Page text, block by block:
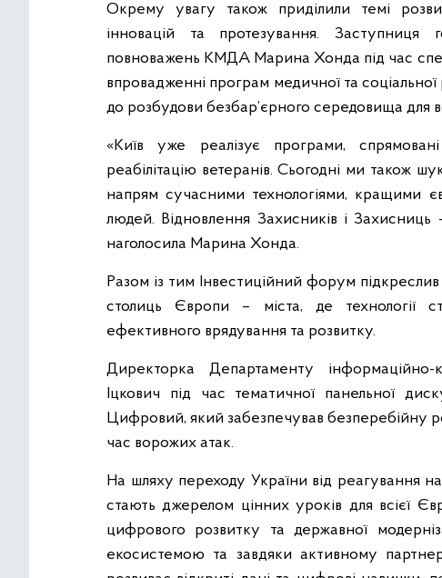
Окрему увагу також приділили темі
інновацій та протезування.
повноважень КМДА Марина Хонда під час
впровадженні програм медичної та соціальної
до розбудови безбар’єрного середовища для
«Київ уже реалізує програми,
реабілітацію ветеранів. Сьогодні ми також
напрям сучасними технологіями, кращими
людей. Відновлення Захисників і
наголосила Марина Хонда.
Разом із тим Інвестиційний форум
столиць Європи – міста, де технології
ефективного врядування та розвитку.
Директорка Департаменту інформаційно-
Іцкович під час тематичної панельної
Цифровий, який забезпечував безперебійну
час ворожих атак.
На шляху переходу України від реагування
стають джерелом цінних уроків для всієї
цифрового розвитку та державної
екосистемою та завдяки активному